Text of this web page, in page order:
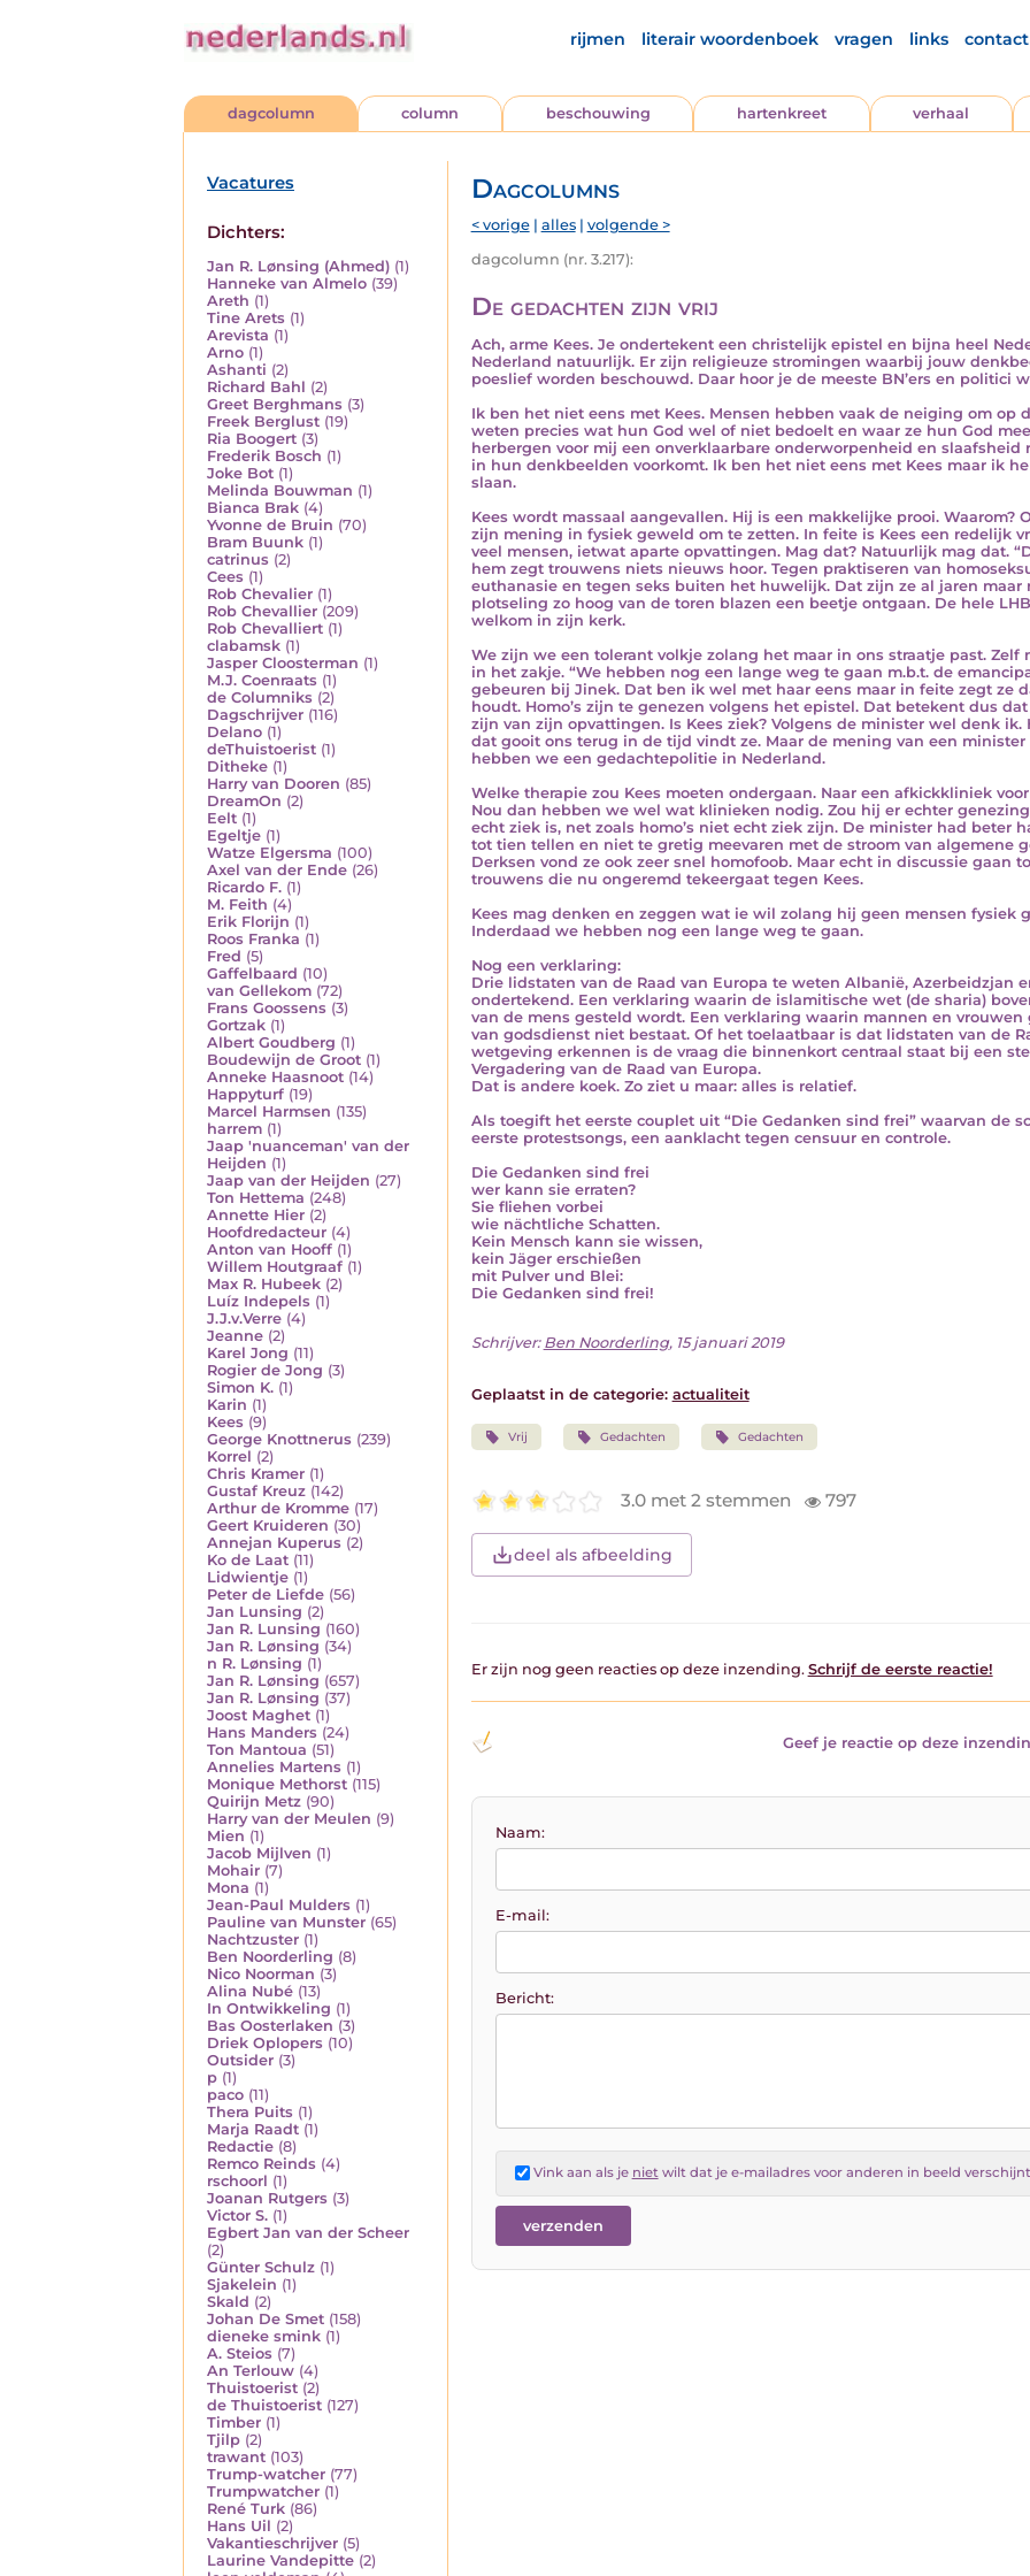
rijmen literair woordenboek vragen links contact
dagcolumn column beschouwing hartenkreet verhaal
Vacatures
Dichters:
Jan R. Lønsing (Ahmed) (1)
Hanneke van Almelo (39)
Areth (1)
Tine Arets (1)
Arevista (1)
Arno (1)
Ashanti (2)
Richard Bahl (2)
Greet Berghmans (3)
Freek Berglust (19)
Ria Boogert (3)
Frederik Bosch (1)
Joke Bot (1)
Melinda Bouwman (1)
Bianca Brak (4)
Yvonne de Bruin (70)
Bram Buunk (1)
catrinus (2)
Cees (1)
Rob Chevalier (1)
Rob Chevallier (209)
Rob Chevalliert (1)
clabamsk (1)
Jasper Cloosterman (1)
M.J. Coenraats (1)
de Columniks (2)
Dagschrijver (116)
Delano (1)
deThuistoerist (1)
Ditheke (1)
Harry van Dooren (85)
DreamOn (2)
Eelt (1)
Egeltje (1)
Watze Elgersma (100)
Axel van der Ende (26)
Ricardo F. (1)
M. Feith (4)
Erik Florijn (1)
Roos Franka (1)
Fred (5)
Gaffelbaard (10)
van Gellekom (72)
Frans Goossens (3)
Gortzak (1)
Albert Goudberg (1)
Boudewijn de Groot (1)
Anneke Haasnoot (14)
Happyturf (19)
Marcel Harmsen (135)
harrem (1)
Jaap 'nuanceman' van der
Heijden (1)
Jaap van der Heijden (27)
Ton Hettema (248)
Annette Hier (2)
Hoofdredacteur (4)
Anton van Hooff (1)
Willem Houtgraaf (1)
Max R. Hubeek (2)
Luíz Indepels (1)
J.J.v.Verre (4)
Jeanne (2)
Karel Jong (11)
Rogier de Jong (3)
Simon K. (1)
Karin (1)
Kees (9)
George Knottnerus (239)
Korrel (2)
Chris Kramer (1)
Gustaf Kreuz (142)
Arthur de Kromme (17)
Geert Kruideren (30)
Annejan Kuperus (2)
Ko de Laat (11)
Lidwientje (1)
Peter de Liefde (56)
Jan Lunsing (2)
Jan R. Lunsing (160)
Jan R. Lønsing (34)
n R. Lønsing (1)
Jan R. Lønsing (657)
Jan R. Lønsing (37)
Joost Maghet (1)
Hans Manders (24)
Ton Mantoua (51)
Annelies Martens (1)
Monique Methorst (115)
Quirijn Metz (90)
Harry van der Meulen (9)
Mien (1)
Jacob Mijlven (1)
Mohair (7)
Mona (1)
Jean-Paul Mulders (1)
Pauline van Munster (65)
Nachtzuster (1)
Ben Noorderling (8)
Nico Noorman (3)
Alina Nubé (13)
In Ontwikkeling (1)
Bas Oosterlaken (3)
Driek Oplopers (10)
Outsider (3)
p (1)
paco (11)
Thera Puits (1)
Marja Raadt (1)
Redactie (8)
Remco Reinds (4)
rschoorl (1)
Joanan Rutgers (3)
Victor S. (1)
Egbert Jan van der Scheer
(2)
Günter Schulz (1)
Sjakelein (1)
Skald (2)
Johan De Smet (158)
dieneke smink (1)
A. Steios (7)
An Terlouw (4)
Thuistoerist (2)
de Thuistoerist (127)
Timber (1)
Tjilp (2)
trawant (103)
Trump-watcher (77)
Trumpwatcher (1)
René Turk (86)
Hans Uil (2)
Vakantieschrijver (5)
Laurine Vandepitte (2)
Dagcolumns
< vorige| alles| volgende >
dagcolumn (nr. 3.217):
De gedachten zijn vrij
Ach, arme Kees. Je ondertekent een christelijk epistel en bijna heel
Nederland natuurlijk. Er zijn religieuze stromingen waarbij jouw
poeslief worden beschouwd. Daar hoor je de meeste BN’ers en politici
Ik ben het niet eens met Kees. Mensen hebben vaak de neiging om op
weten precies wat hun God wel of niet bedoelt en waar ze hun God
herbergen voor mij een onverklaarbare onderworpenheid en
in hun denkbeelden voorkomt. Ik ben het niet eens met Kees maar ik
slaan.
Kees wordt massaal aangevallen. Hij is een makkelijke prooi.
zijn mening in fysiek geweld om te zetten. In feite is Kees een redelijk
veel mensen, ietwat aparte opvattingen. Mag dat? Natuurlijk mag dat.
hem zegt trouwens niets nieuws hoor. Tegen praktiseren van
euthanasie en tegen seks buiten het huwelijk. Dat zijn ze al jaren
plotseling zo hoog van de toren blazen een beetje ontgaan. De hele
welkom in zijn kerk.
We zijn we een tolerant volkje zolang het maar in ons straatje past.
in het zakje. “We hebben nog een lange weg te gaan m.b.t. de
gebeuren bij Jinek. Dat ben ik wel met haar eens maar in feite zegt ze
houdt. Homo’s zijn te genezen volgens het epistel. Dat betekent dus
zijn van zijn opvattingen. Is Kees ziek? Volgens de minister wel denk
dat gooit ons terug in de tijd vindt ze. Maar de mening van een
hebben we een gedachtepolitie in Nederland.
Welke therapie zou Kees moeten ondergaan. Naar een afkickkliniek
Nou dan hebben we wel wat klinieken nodig. Zou hij er echter
echt ziek is, net zoals homo’s niet echt ziek zijn. De minister had beter
tot tien tellen en niet te gretig meevaren met de stroom van algemene
Derksen vond ze ook zeer snel homofoob. Maar echt in discussie gaan
trouwens die nu ongeremd tekeergaat tegen Kees.
Kees mag denken en zeggen wat ie wil zolang hij geen mensen fysiek
Inderdaad we hebben nog een lange weg te gaan.
Nog een verklaring:
Drie lidstaten van de Raad van Europa te weten Albanië, Azerbeidzjan
ondertekend. Een verklaring waarin de islamitische wet (de sharia)
van de mens gesteld wordt. Een verklaring waarin mannen en
van godsdienst niet bestaat. Of het toelaatbaar is dat lidstaten van de
wetgeving erkennen is de vraag die binnenkort centraal staat bij een
Vergadering van de Raad van Europa.
Dat is andere koek. Zo ziet u maar: alles is relatief.
Als toegift het eerste couplet uit “Die Gedanken sind frei” waarvan de
eerste protestsongs, een aanklacht tegen censuur en controle.
Die Gedanken sind frei
wer kann sie erraten?
Sie fliehen vorbei
wie nächtliche Schatten.
Kein Mensch kann sie wissen,
kein Jäger erschießen
mit Pulver und Blei:
Die Gedanken sind frei!
Schrijver: Ben Noorderling, 15 januari 2019
Geplaatst in de categorie: actualiteit
Vrij Gedachten Gedachten
3.0 met 2 stemmen 797
deel als afbeelding
Er zijn nog geen reacties op deze inzending. Schrijf de eerste reactie!
Geef je reactie op deze
Naam:
E-mail:
Bericht:
Vink aan als je nietwilt dat je e-mailadres voor anderen in beeld verschijnt